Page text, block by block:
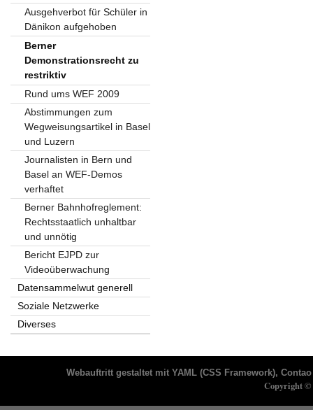
Ausgehverbot für Schüler in
Dänikon aufgehoben
Berner
Demonstrationsrecht zu
restriktiv
Rund ums WEF 2009
Abstimmungen zum
Wegweisungsartikel in Basel
und Luzern
Journalisten in Bern und
Basel an WEF-Demos
verhaftet
Berner Bahnhofreglement:
Rechtsstaatlich unhaltbar
und unnötig
Bericht EJPD zur
Videoüberwachung
Datensammelwut generell
Soziale Netzwerke
Diverses
Webauftritt gestaltet mit YAML (CSS Framework), Contao
Copyright ©